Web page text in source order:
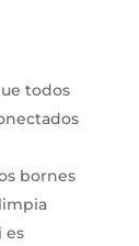
todos
bornes
es